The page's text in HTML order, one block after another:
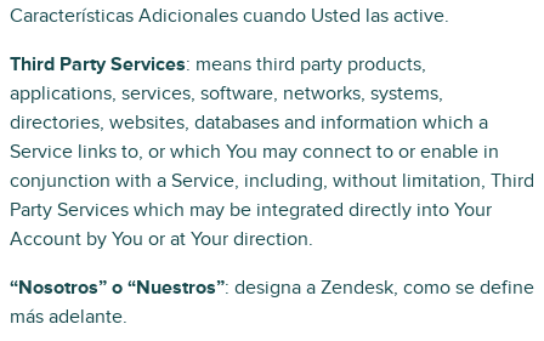
Características Adicionales cuando Usted las active.
Third Party Services: means third party products,
applications, services, software, networks, systems,
directories, websites, databases and information which a
Service links to, or which You may connect to or enable in
conjunction with a Service, including, without limitation, Third
Party Services which may be integrated directly into Your
Account by You or at Your direction.
“Nosotros” o “Nuestros”: designa a Zendesk, como se define
más adelante.